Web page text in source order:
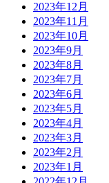
2023年12月
2023年11月
2023年10月
2023年9月
2023年8月
2023年7月
2023年6月
2023年5月
2023年4月
2023年3月
2023年2月
2023年1月